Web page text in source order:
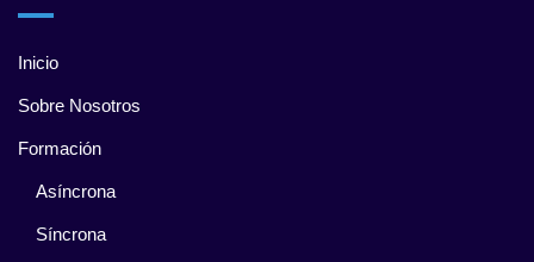
Inicio
Sobre Nosotros
Formación
Asíncrona
Síncrona